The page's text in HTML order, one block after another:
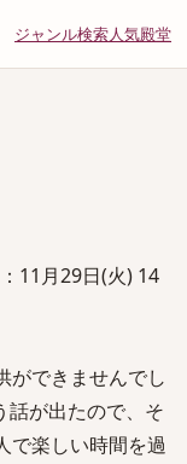
ジャンル検索人気殿堂
月29日(火) 14
ができませんでし
話が出たので、そ
で楽しい時間を過